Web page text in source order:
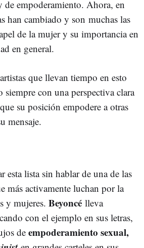
de empoderamiento. Ahora, en
han cambiado y son muchas las
de la mujer y su importancia en
en general.
que llevan tiempo en esto
siempre con una perspectiva clara
su posición empodere a otras
mensaje.
esta lista sin hablar de una de las
más activamente luchan por la
y mujeres. Beyoncé lleva
con el ejemplo en sus letras,
de empoderamiento sexual,